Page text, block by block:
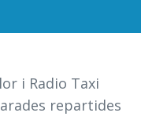
i Radio Taxi
repartides